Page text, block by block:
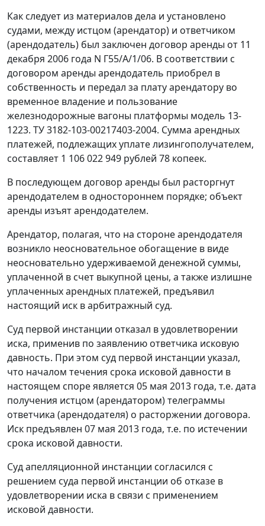
Как следует из материалов дела и установлено
судами, между истцом (арендатор) и ответчиком
(арендодатель) был заключен договор аренды от 11
декабря 2006 года N Г55/А/1/06. В соответствии с
договором аренды арендодатель приобрел в
собственность и передал за плату арендатору во
временное владение и пользование
железнодорожные вагоны платформы модель 13-
1223. ТУ 3182-103-00217403-2004. Сумма арендных
платежей, подлежащих уплате лизингополучателем,
составляет 1 106 022 949 рублей 78 копеек.
В последующем договор аренды был расторгнут
арендодателем в одностороннем порядке; объект
аренды изъят арендодателем.
Арендатор, полагая, что на стороне арендодателя
возникло неосновательное обогащение в виде
неосновательно удерживаемой денежной суммы,
уплаченной в счет выкупной цены, а также излишне
уплаченных арендных платежей, предъявил
настоящий иск в арбитражный суд.
Суд первой инстанции отказал в удовлетворении
иска, применив по заявлению ответчика исковую
давность. При этом суд первой инстанции указал,
что началом течения срока исковой давности в
настоящем споре является 05 мая 2013 года, т.е. дата
получения истцом (арендатором) телеграммы
ответчика (арендодателя) о расторжении договора.
Иск предъявлен 07 мая 2013 года, т.е. по истечении
срока исковой давности.
Суд апелляционной инстанции согласился с
решением суда первой инстанции об отказе в
удовлетворении иска в связи с применением
исковой давности.